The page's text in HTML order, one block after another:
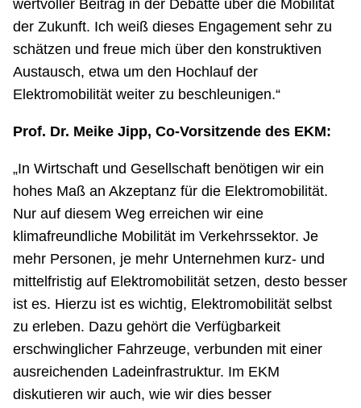
wertvoller Beitrag in der Debatte über die Mobilität
der Zukunft. Ich weiß dieses Engagement sehr zu
schätzen und freue mich über den konstruktiven
Austausch, etwa um den Hochlauf der
Elektromobilität weiter zu beschleunigen.“
Prof. Dr. Meike Jipp, Co-Vorsitzende des EKM:
„In Wirtschaft und Gesellschaft benötigen wir ein
hohes Maß an Akzeptanz für die Elektromobilität.
Nur auf diesem Weg erreichen wir eine
klimafreundliche Mobilität im Verkehrssektor. Je
mehr Personen, je mehr Unternehmen kurz- und
mittelfristig auf Elektromobilität setzen, desto besser
ist es. Hierzu ist es wichtig, Elektromobilität selbst
zu erleben. Dazu gehört die Verfügbarkeit
erschwinglicher Fahrzeuge, verbunden mit einer
ausreichenden Ladeinfrastruktur. Im EKM
diskutieren wir auch, wie wir dies besser